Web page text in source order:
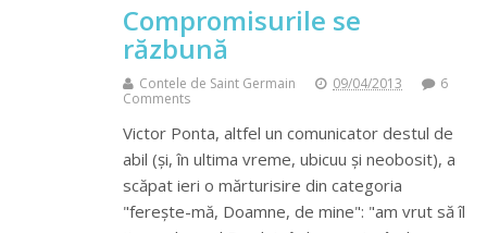
Compromisurile se
răzbună
Contele de Saint Germain 09/04/2013
6
Comments
Victor Ponta, altfel un comunicator destul de
abil (și, în ultima vreme, ubicuu și neobosit), a
scăpat ieri o mărturisire din categoria
"ferește-mă, Doamne, de mine": "am vrut să îl